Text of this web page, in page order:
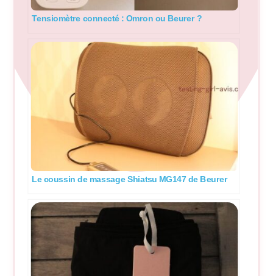
Tensiomètre connecté : Omron ou Beurer ?
Le coussin de massage Shiatsu MG147 de Beurer